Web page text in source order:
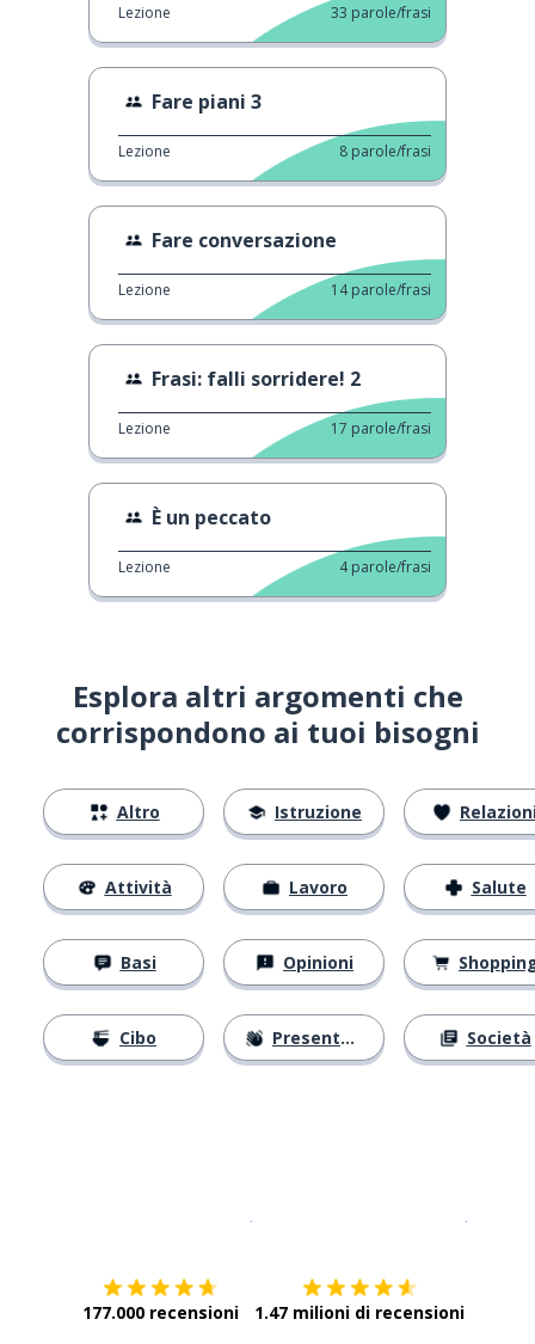
Lezione 33 parole/frasi
Fare piani 3
Lezione 8 parole/frasi
Fare conversazione
Lezione 14 parole/frasi
Frasi: falli sorridere! 2
Lezione 17 parole/frasi
È un peccato
Lezione 4 parole/frasi
Esplora altri argomenti che
corrispondono ai tuoi bisogni
Altro
Attività
Basi
Cibo
Istruzione
Lavoro
Opinioni
Presentarsi
Salute
Società
177.000 recensioni 1.47 milioni di recensioni